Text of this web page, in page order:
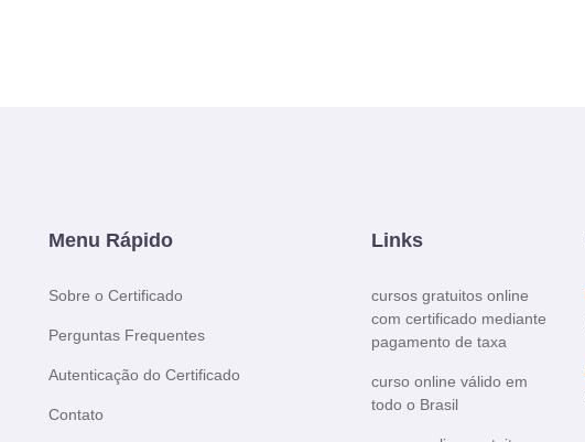
Menu Rápido
Sobre o Certificado
Perguntas Frequentes
Autenticação do Certificado
Contato
Links
cursos gratuitos online
com certificado mediante
pagamento de taxa
curso online válido em
todo o Brasil